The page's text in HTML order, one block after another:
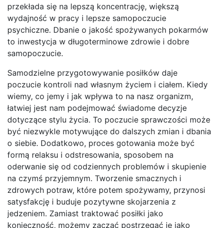
przekłada się na lepszą koncentrację, większą
wydajność w pracy i lepsze samopoczucie
psychiczne. Dbanie o jakość spożywanych pokarmów
to inwestycja w długoterminowe zdrowie i dobre
samopoczucie.
Samodzielne przygotowywanie posiłków daje
poczucie kontroli nad własnym życiem i ciałem. Kiedy
wiemy, co jemy i jak wpływa to na nasz organizm,
łatwiej jest nam podejmować świadome decyzje
dotyczące stylu życia. To poczucie sprawczości może
być niezwykle motywujące do dalszych zmian i dbania
o siebie. Dodatkowo, proces gotowania może być
formą relaksu i odstresowania, sposobem na
oderwanie się od codziennych problemów i skupienie
na czymś przyjemnym. Tworzenie smacznych i
zdrowych potraw, które potem spożywamy, przynosi
satysfakcję i buduje pozytywne skojarzenia z
jedzeniem. Zamiast traktować posiłki jako
konieczność, możemy zacząć postrzegać je jako